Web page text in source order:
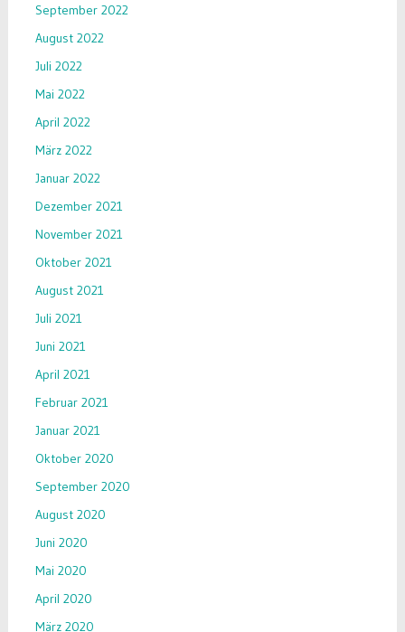
September 2022
August 2022
Juli 2022
Mai 2022
April 2022
März 2022
Januar 2022
Dezember 2021
November 2021
Oktober 2021
August 2021
Juli 2021
Juni 2021
April 2021
Februar 2021
Januar 2021
Oktober 2020
September 2020
August 2020
Juni 2020
Mai 2020
April 2020
März 2020